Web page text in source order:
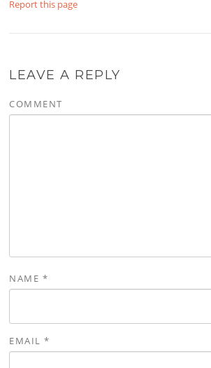
Report this page
LEAVE A REPLY
COMMENT
NAME *
EMAIL*